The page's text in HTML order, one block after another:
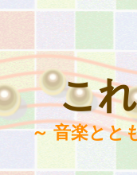
こ
～ 音楽とと